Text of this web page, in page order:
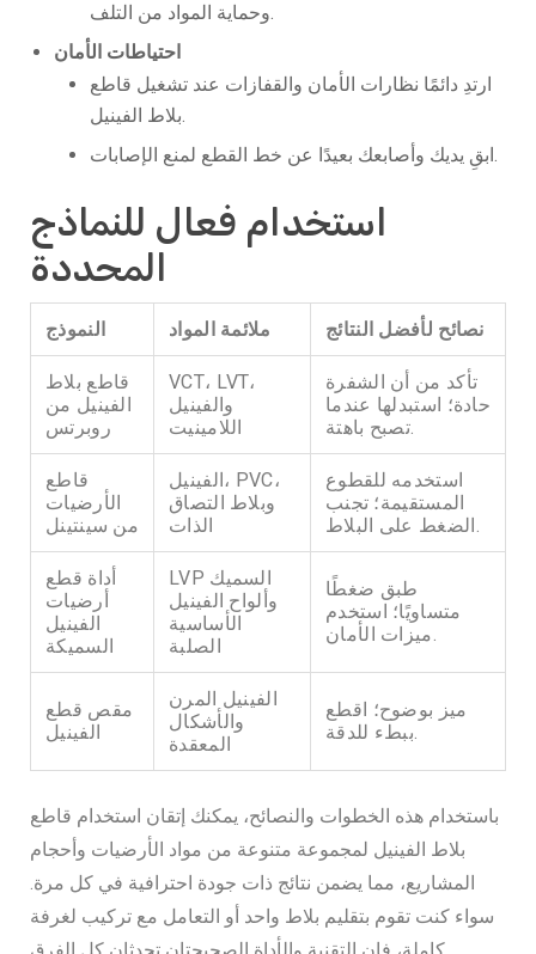
وحماية المواد من التلف.
احتياطات الأمان
ارتدِ دائمًا نظارات الأمان والقفازات عند تشغيل قاطع
بلاط الفينيل.
ابقِ يديك وأصابعك بعيدًا عن خط القطع لمنع الإصابات.
استخدام فعال للنماذج
المحددة
النموذج ملائمة المواد نصائح لأفضل النتائج
قاطع بلاط
الفينيل من
روبرتس
VCT، LVT،
والفينيل
اللامينيت
تأكد من أن الشفرة
حادة؛ استبدلها عندما
تصبح باهتة.
قاطع
الأرضيات
من سينتينل
الفينيل، PVC،
وبلاط التصاق
الذات
استخدمه للقطوع
المستقيمة؛ تجنب
الضغط على البلاط.
أداة قطع
أرضيات
الفينيل
السميكة
LVP السميك
وألواح الفينيل
الأساسية
الصلبة
طبق ضغطًا
متساويًا؛ استخدم
ميزات الأمان.
مقص قطع
الفينيل
الفينيل المرن
والأشكال
المعقدة
ميز بوضوح؛ اقطع
ببطء للدقة.
باستخدام هذه الخطوات والنصائح، يمكنك إتقان استخدام قاطع
بلاط الفينيل لمجموعة متنوعة من مواد الأرضيات وأحجام
المشاريع، مما يضمن نتائج ذات جودة احترافية في كل مرة.
سواء كنت تقوم بتقليم بلاط واحد أو التعامل مع تركيب لغرفة